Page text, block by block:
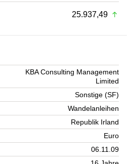
25.937,49
KBA Consulting Management
Limited
Sonstige (SF)
Wandelanleihen
Republik Irland
Euro
06.11.09